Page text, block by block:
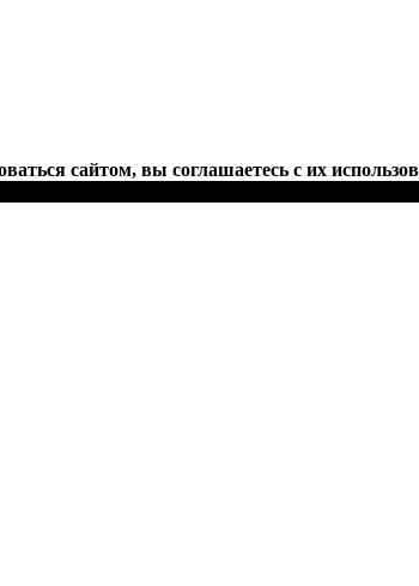
сайтом, вы соглашаетесь с их